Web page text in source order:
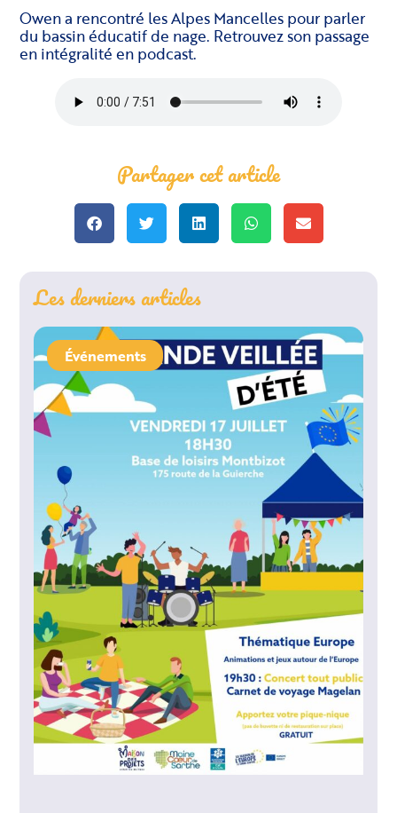
Owen a rencontré les Alpes Mancelles pour parler
du bassin éducatif de nage. Retrouvez son passage
en intégralité en podcast.
Partager cet article
Les derniers articles
Événements